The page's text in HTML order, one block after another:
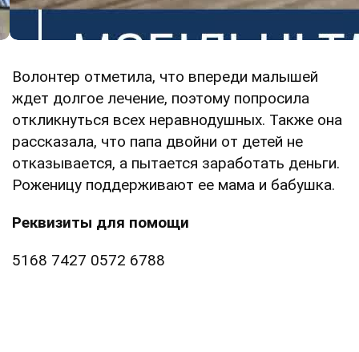
Волонтер отметила, что впереди малышей
ждет долгое лечение, поэтому попросила
откликнуться всех неравнодушных. Также она
рассказала, что папа двойни от детей не
отказывается, а пытается заработать деньги.
Роженицу поддерживают ее мама и бабушка.
Реквизиты для помощи
5168 7427 0572 6788